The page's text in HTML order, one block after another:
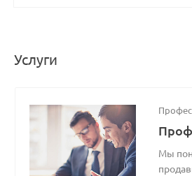
Услуги
Мы